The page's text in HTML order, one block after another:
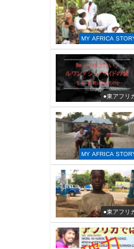
MY AFRICA
●東アフリ
MY AFRICA
●東アフリ